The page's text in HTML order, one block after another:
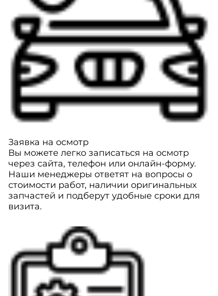
Заявка на осмотр
Вы можете легко записаться на осмотр
через сайта, телефон или онлайн-форму.
Наши менеджеры ответят на вопросы о
стоимости работ, наличии оригинальных
запчастей и подберут удобные сроки для
визита.